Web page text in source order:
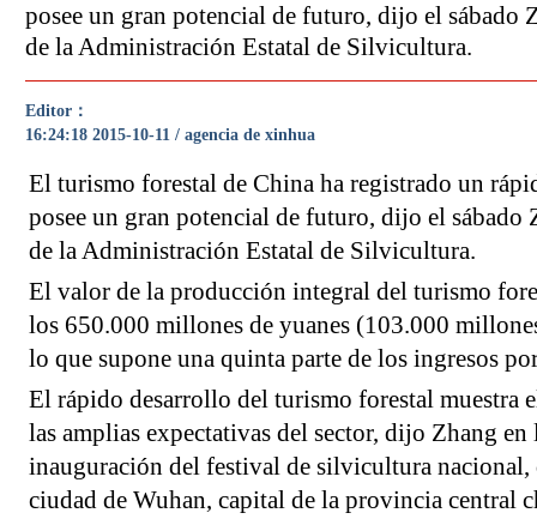
posee un gran potencial de futuro, dijo el sábado
de la Administración Estatal de Silvicultura.
Editor：
16:24:18 2015-10-11 / agencia de xinhua
El turismo forestal de China ha registrado un
posee un gran potencial de futuro, dijo el sábado
de la Administración Estatal de Silvicultura.
El valor de la producción integral del turismo
los 650.000 millones de yuanes (103.000
lo que supone una quinta parte de los ingresos
El rápido desarrollo del turismo forestal muestra
las amplias expectativas del sector, dijo Zhang en
inauguración del festival de silvicultura nacional,
ciudad de Wuhan, capital de la provincia central